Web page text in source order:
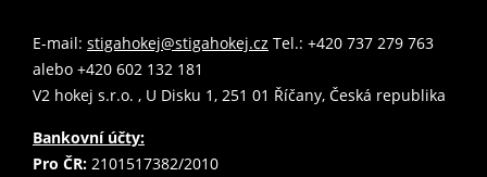
E-mail: stigahokej@stigahokej.cz Tel.: +420 737 279 763
alebo +420 602 132 181
V2 hokej s.r.o. , U Disku 1, 251 01 Říčany, Česká republika
Bankovní účty:
Pro ČR: 2101517382/2010